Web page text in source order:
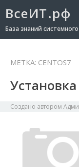
ВсеИТ.рф
База знаний
МЕТКА: CENTOS7
Создано автором